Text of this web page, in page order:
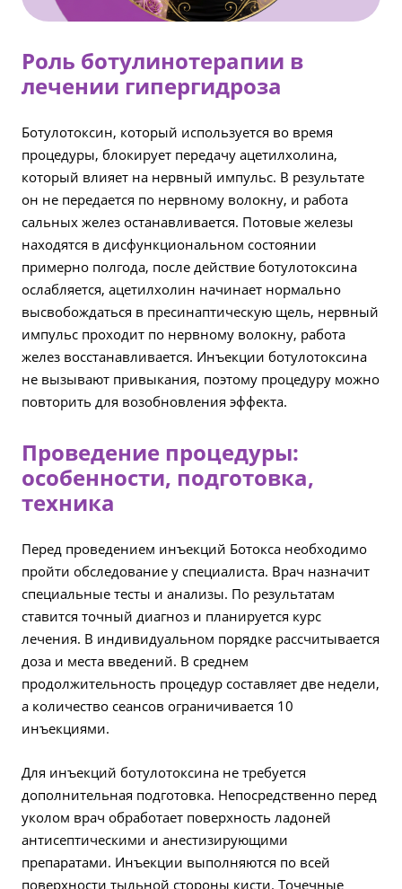
Роль ботулинотерапии в
лечении гипергидроза
Ботулотоксин, который используется во время
процедуры, блокирует передачу ацетилхолина,
который влияет на нервный импульс. В результате
он не передается по нервному волокну, и работа
сальных желез останавливается. Потовые железы
находятся в дисфункциональном состоянии
примерно полгода, после действие ботулотоксина
ослабляется, ацетилхолин начинает нормально
высвобождаться в пресинаптическую щель, нервный
импульс проходит по нервному волокну, работа
желез восстанавливается. Инъекции ботулотоксина
не вызывают привыкания, поэтому процедуру можно
повторить для возобновления эффекта.
Проведение процедуры:
особенности, подготовка,
техника
Перед проведением инъекций Ботокса необходимо
пройти обследование у специалиста. Врач назначит
специальные тесты и анализы. По результатам
ставится точный диагноз и планируется курс
лечения. В индивидуальном порядке рассчитывается
доза и места введений. В среднем
продолжительность процедур составляет две недели,
а количество сеансов ограничивается 10
инъекциями.
Для инъекций ботулотоксина не требуется
дополнительная подготовка. Непосредственно перед
уколом врач обработает поверхность ладоней
антисептическими и анестизирующими
препаратами. Инъекции выполняются по всей
поверхности тыльной стороны кисти. Точечные